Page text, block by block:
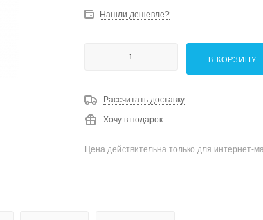
Нашли дешевле?
В КОРЗИНУ
Рассчитать доставку
Хочу в подарок
Цена действительна только для интернет-